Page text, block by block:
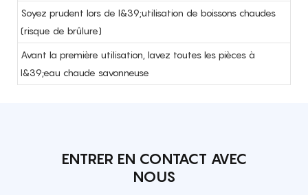
Soyez prudent lors de l&39;utilisation de boissons chaudes
(risque de brûlure)
Avant la première utilisation, lavez toutes les pièces à
l&39;eau chaude savonneuse
ENTRER EN CONTACT AVEC
NOUS